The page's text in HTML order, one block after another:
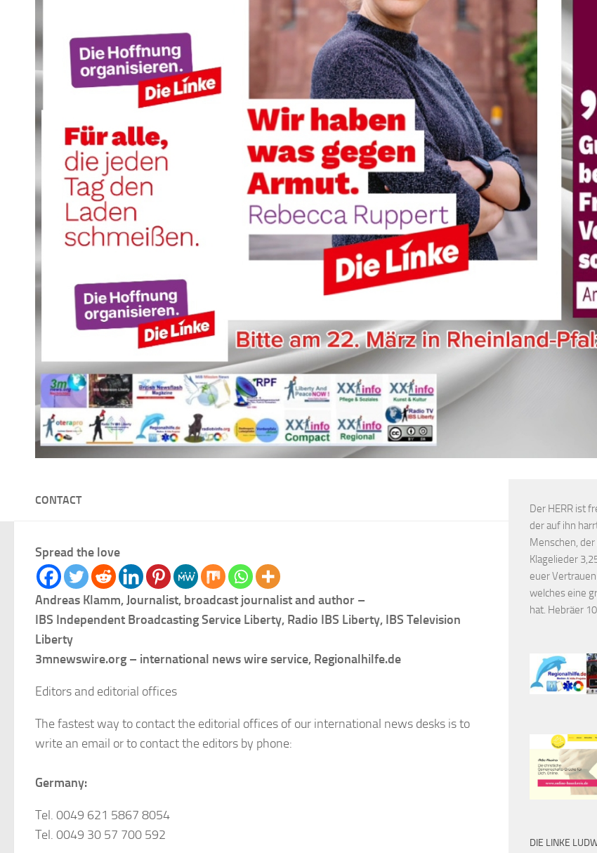
CONTACT
Spread the love
Andreas Klamm, Journalist, broadcast journalist and author –
IBS Independent Broadcasting Service Liberty, Radio IBS Liberty, IBS Television
Liberty
3mnewswire.org – international news wire service, Regionalhilfe.de
Editors and editorial offices
The fastest way to contact the editorial offices of our international news desks is to
write an email or to contact the editors by phone:
Germany:
Tel. 0049 621 5867 8054
Tel. 0049 30 57 700 592
Der HERR ist
der auf ihn
Menschen,
Klagelieder
euer
welches eine
hat. Hebräer
DIE LINKE